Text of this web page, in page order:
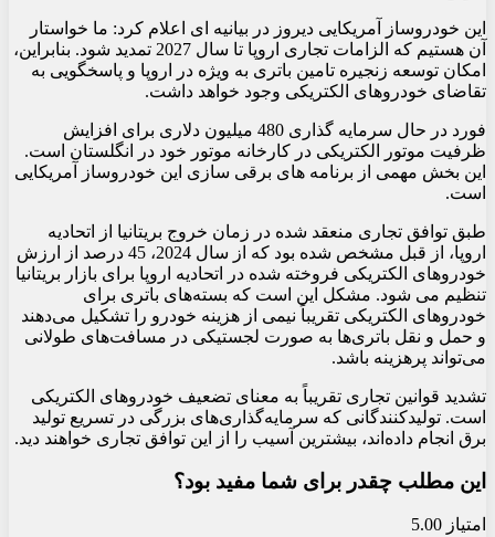
این خودروساز آمریکایی دیروز در بیانیه ای اعلام کرد: ما خواستار
آن هستیم که الزامات تجاری اروپا تا سال 2027 تمدید شود. بنابراین،
امکان توسعه زنجیره تامین باتری به ویژه در اروپا و پاسخگویی به
تقاضای خودروهای الکتریکی وجود خواهد داشت.
فورد در حال سرمایه گذاری 480 میلیون دلاری برای افزایش
ظرفیت موتور الکتریکی در کارخانه موتور خود در انگلستان است.
این بخش مهمی از برنامه های برقی سازی این خودروساز آمریکایی
است.
طبق توافق تجاری منعقد شده در زمان خروج بریتانیا از اتحادیه
اروپا، از قبل مشخص شده بود که از سال 2024، 45 درصد از ارزش
خودروهای الکتریکی فروخته شده در اتحادیه اروپا برای بازار بریتانیا
تنظیم می شود. مشکل این است که بسته‌های باتری برای
خودروهای الکتریکی تقریباً نیمی از هزینه خودرو را تشکیل می‌دهند
و حمل و نقل باتری‌ها به صورت لجستیکی در مسافت‌های طولانی
می‌تواند پرهزینه باشد.
تشدید قوانین تجاری تقریباً به معنای تضعیف خودروهای الکتریکی
است. تولیدکنندگانی که سرمایه‌گذاری‌های بزرگی در تسریع تولید
برق انجام داده‌اند، بیشترین آسیب را از این توافق تجاری خواهند دید.
این مطلب چقدر برای شما مفید بود؟
امتیاز 5.00